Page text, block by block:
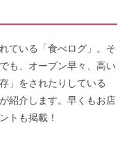
ている「食べログ」。そ
も、オープン早々、高い
」をされたりしている
紹介します。早くもお店
トも掲載！